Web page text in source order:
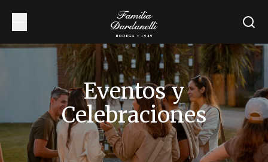
Familia
Dardanelli
BODEGA • 1949
Eventos y
Celebraciones